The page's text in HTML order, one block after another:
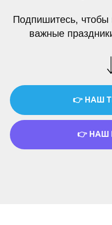
Подпишитесь, чтобы
важные
👉 НАШ
👉 НАШ